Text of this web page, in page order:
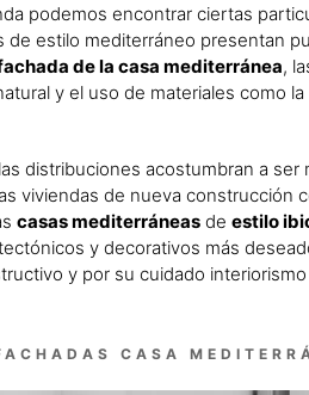
podemos encontrar ciertas
de estilo mediterráneo presentan
de la casa mediterránea,
y el uso de materiales como
distribuciones acostumbran a
viviendas de nueva construcción
casas mediterráneas deestilo
y decorativos más
y por su cuidado
CASA